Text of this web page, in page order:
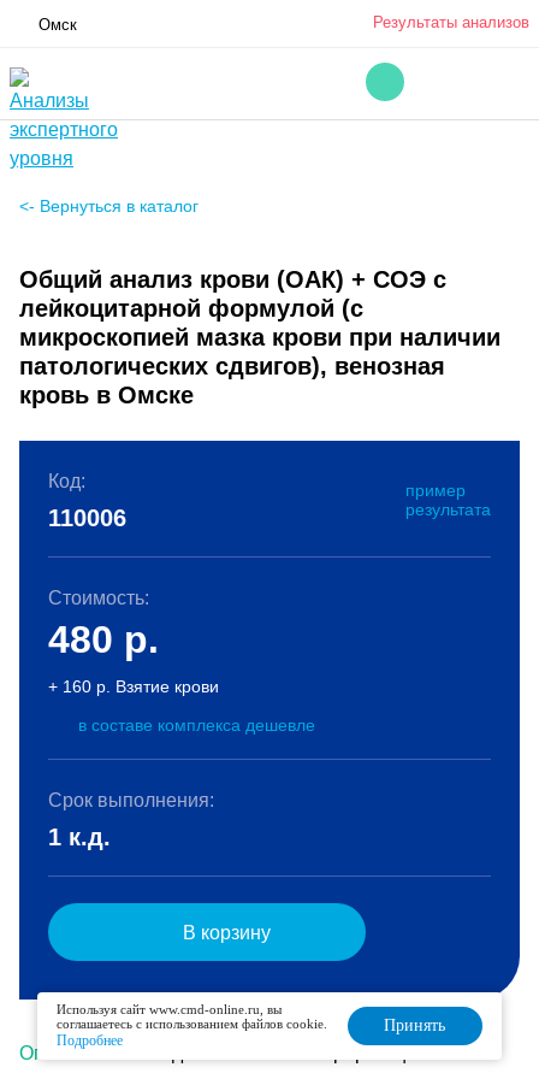
Омск Результаты анализов
<- Вернуться в каталог
Общий анализ крови (ОАК) + СОЭ с
лейкоцитарной формулой (с
микроскопией мазка крови при наличии
патологических сдвигов), венозная
кровь в Омске
Описание
Код:
пример
результата
110006
Стоимость:
480 р.
+ 160 р. Взятие крови
в составе комплекса дешевле
Срок выполнения:
1 к.д.
В корзину
Используя сайт www.cmd-online.ru, вы
соглашаетесь с использованием файлов cookie.
Подробнее
Принять